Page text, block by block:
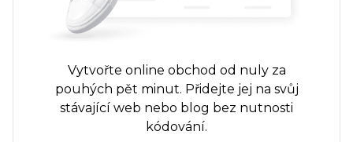
Vytvořte online obchod od nuly za
pouhých pět minut. Přidejte jej na svůj
stávající web nebo blog bez nutnosti
kódování.